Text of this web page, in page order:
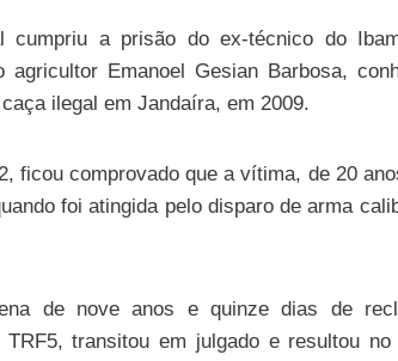
cumpriu a prisão do ex-técnico do
agricultor Emanoel Gesian Barbosa,
ilegal em Jandaíra, em 2009.
ficou comprovado que a vítima, de 20
foi atingida pelo disparo de arma
de nove anos e quinze dias de
transitou em julgado e resultou